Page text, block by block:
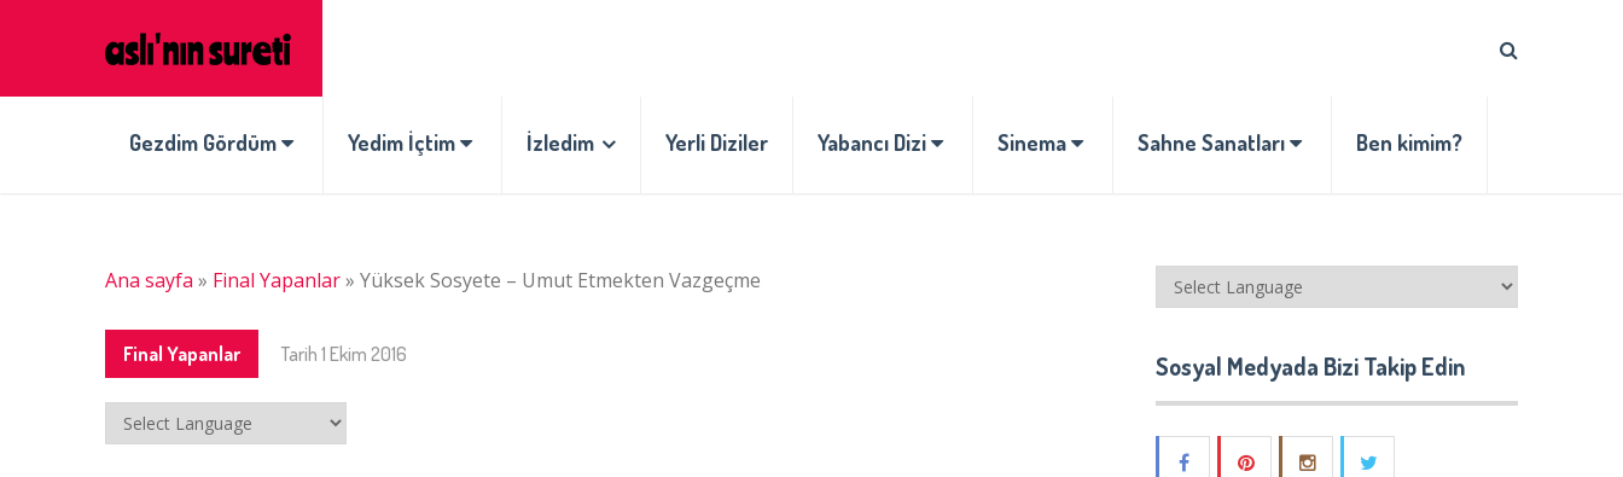
Gezdim Gördüm Yedim İçtim İzledim Yerli Diziler Yabancı Dizi Sinema Sahne Sanatları Ben kimim?
Ana sayfa » Final Yapanlar» Yüksek Sosyete – Umut Etmekten Vazgeçme
Final Yapanlar Tarih 1 Ekim 2016 Sosyal Medyada Bizi Takip Edin